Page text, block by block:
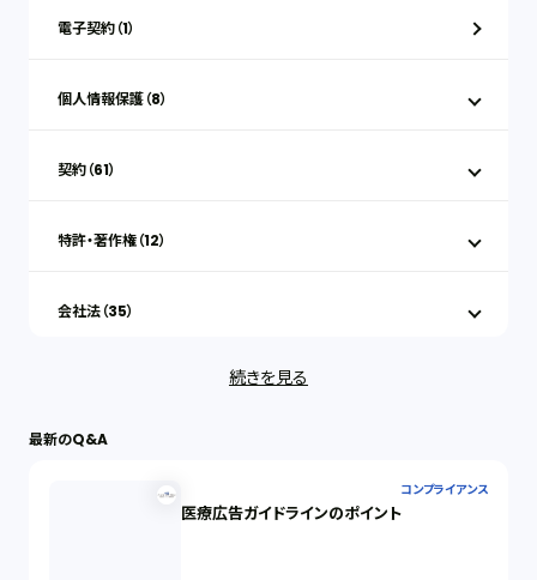
電子契約（1）
個人情報保護（8）
契約（61）
特許・著作権（12）
会社法（35）
労働問題（33）
続きを見る
最新のQ&A
コンプライアンス
医療広告ガイドラインのポイント